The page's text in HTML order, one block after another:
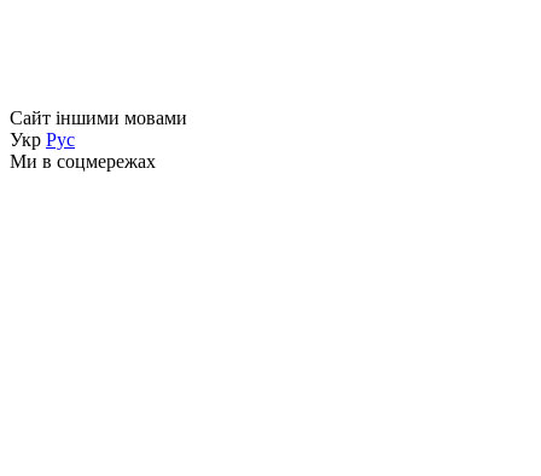
Сайт іншими мовами
Укр Рус
Ми в соцмережах